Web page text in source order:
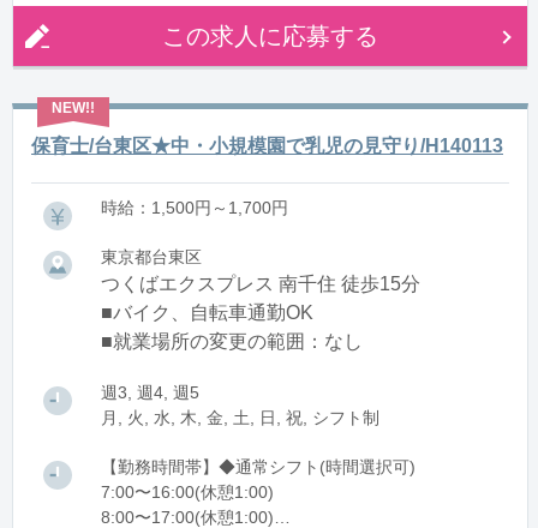
この求人に応募する
保育士/台東区★中・小規模園で乳児の見守り/H140113
時給：1,500円～1,700円
東京都台東区
つくばエクスプレス 南千住 徒歩15分
■バイク、自転車通勤OK
■就業場所の変更の範囲：なし
週3, 週4, 週5
月, 火, 水, 木, 金, 土, 日, 祝, シフト制
【勤務時間帯】◆通常シフト(時間選択可)
7:00〜16:00(休憩1:00)
8:00〜17:00(休憩1:00)